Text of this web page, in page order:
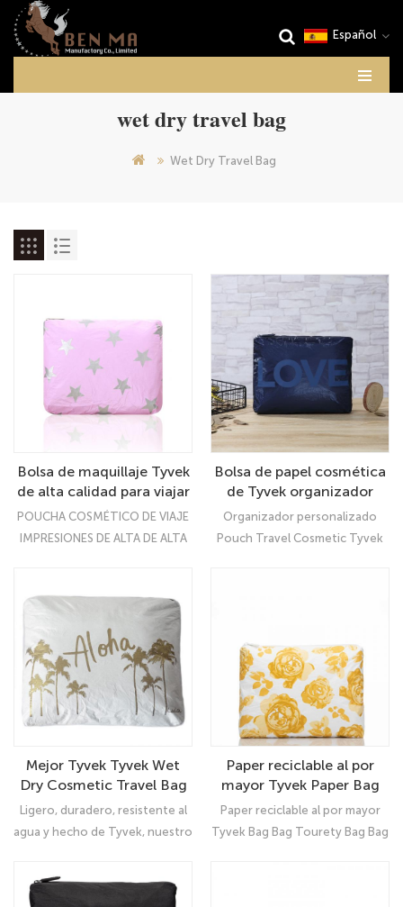
Español
wet dry travel bag
Wet Dry Travel Bag
Bolsa de maquillaje Tyvek
de alta calidad para viajar
impermeable
POUCHA COSMÉTICO DE VIAJE
IMPRESIONES DE ALTA DE ALTA
Bolsa de papel cosmética
de Tyvek organizador
personalizado con
cremallera con cremallera
Organizador personalizado
Pouch Travel Cosmetic Tyvek
Mejor Tyvek Tyvek Wet
Dry Cosmetic Travel Bag
Mayor Mayor
Ligero, duradero, resistente al
agua y hecho de Tyvek, nuestro
duradero Una manera perfecta
Paper reciclable al por
mayor Tyvek Paper Bag
Bag Asourety Bag
Cosmetic Bolse
Paper reciclable al por mayor
Tyvek Bag Bag Tourety Bag Bag